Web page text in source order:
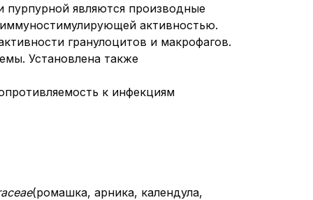
являются производные
активностью.
гранулоцитов и макрофагов.
Установлена также
к инфекциям
(ромашка, арника, календула,